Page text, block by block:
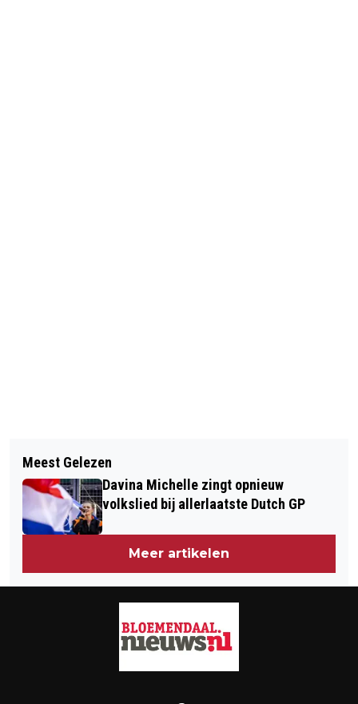
MYTEC-BEDRIJVEN EN NOVA
COLLEGE: SAMEN OPLEIDEN TOT
BREDE TECHNICI
VERRASSING VOOR VRIJWILLIGERS
WELZIJN BLOEMENDAAL
Meest Gelezen
Davina Michelle zingt opnieuw
volkslied bij allerlaatste Dutch GP
Meer artikelen